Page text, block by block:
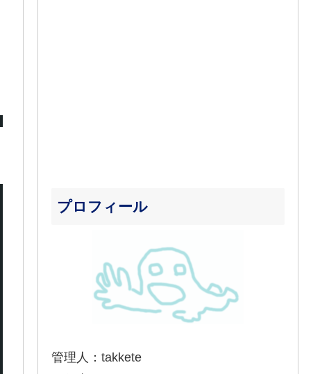
プロフィール
管理人：takkete